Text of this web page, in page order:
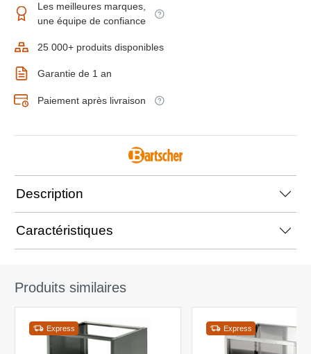
Les meilleures marques,
une équipe de confiance
25 000+ produits disponibles
Garantie de 1 an
Paiement après livraison
Description
Caractéristiques
Produits similaires
Express Express